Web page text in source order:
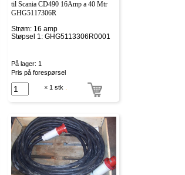
til Scania CD490 16Amp a 40 Mtr
GHG5117306R
Strøm: 16 amp
Støpsel 1: GHG5113306R0001
På lager: 1
Pris på forespørsel
× 1 stk